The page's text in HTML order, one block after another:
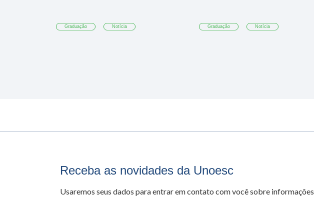
Graduação Notícia Graduação Notícia
Receba as novidades da Unoesc
Usaremos seus dados para entrar em contato com você sobre informações